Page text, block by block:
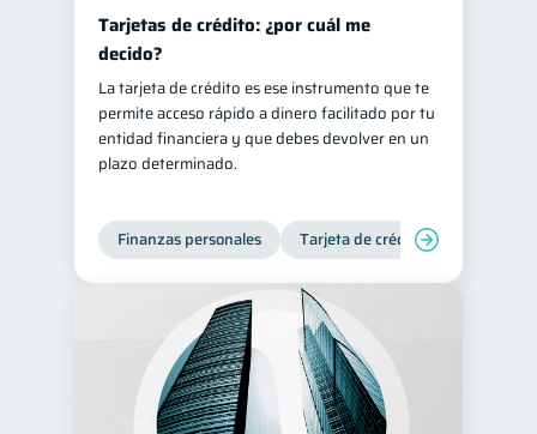
Tarjetas de crédito: ¿por cuál me
decido?
La tarjeta de crédito es ese instrumento que te
permite acceso rápido a dinero facilitado por tu
entidad financiera y que debes devolver en un
plazo determinado.
Finanzas personales Tarjeta de crédito